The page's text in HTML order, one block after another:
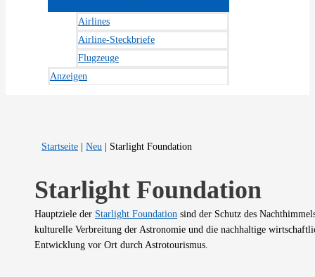
Airlines
Airline-Steckbriefe
Flugzeuge
Anzeigen
Startseite |Neu Starlight Foundation
Starlight Foundation
Hauptziele der Starlight Foundation sind der Schutz des
kulturelle Verbreitung der Astronomie und die nachhaltige
Entwicklung vor Ort durch Astrotourismus.